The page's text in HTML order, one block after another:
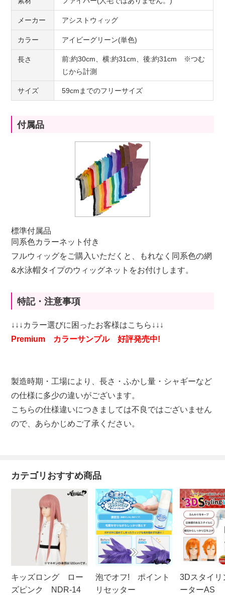
メーカー アシストウィッグ
カラー アイビーグリーン(単色)
長さ
前:約30cm、横:約31cm、後:約31cm ※つむ
じから計測
サイズ 59cmまでのフリーサイズ
付属品
標準付属品
同系色カラーネット付き
フルウィッグをご購入いただくと、もれなく同系色の網
&水泳帽タイプのウィッグネットをお付けします。
特記・注意事項
↓↓↓カラー選びに困ったお客様はこちら↓↓↓
Premium カラーサンプル 好評発売中!
製造時期・工場により、長さ・ふかし量・シャギーなど
の仕様に多少の違いがございます。
こちらの仕様違いにつきましては不良ではございません
ので、あらかじめご了承ください。
カテゴリおすすめ商品
キッズロング ロー
ズピンク NDR-14
泡でオフ! ポイント
リセッター
3Dスタイリ
ーターAS